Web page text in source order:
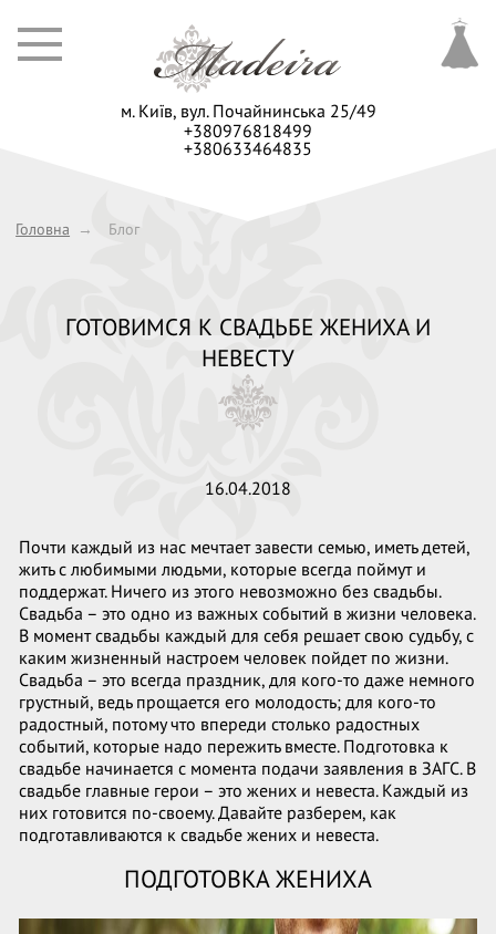
+380976818499
+380633464835
м. Київ, вул. Почайнинська 25/49
Головна → Блог
ГОТОВИМСЯ К СВАДЬБЕ ЖЕНИХА И
НЕВЕСТУ
16.04.2018
Почти каждый из нас мечтает завести семью, иметь детей,
жить с любимыми людьми, которые всегда поймут и
поддержат. Ничего из этого невозможно без свадьбы.
Свадьба – это одно из важных событий в жизни человека.
В момент свадьбы каждый для себя решает свою судьбу, с
каким жизненный настроем человек пойдет по жизни.
Свадьба – это всегда праздник, для кого-то даже немного
грустный, ведь прощается его молодость; для кого-то
радостный, потому что впереди столько радостных
событий, которые надо пережить вместе. Подготовка к
свадьбе начинается с момента подачи заявления в ЗАГС. В
свадьбе главные герои – это жених и невеста. Каждый из
них готовится по-своему. Давайте разберем, как
подготавливаются к свадьбе жених и невеста.
ПОДГОТОВКА ЖЕНИХА